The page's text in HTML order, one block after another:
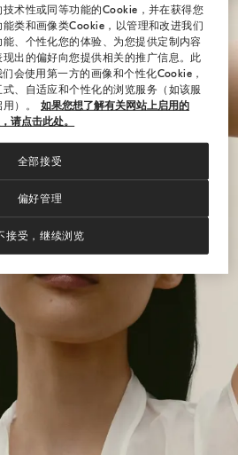
术性或同等功能的Cookie，并在获得您
类和画像类Cookie，以管理和改进我们
、个性化您的体验、为您提供定制内容
出的偏好向您提供相关的推广信息。此
会使用第一方的画像和个性化Cookie，
、自适应和个性化的浏览服务（如该服
）。
如果您想了解有关网站上启用的
请点击此处。
偏好管理
接受，继续浏览
全部接受